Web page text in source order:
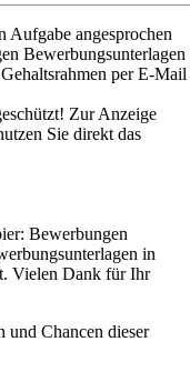
Aufgabe angesprochen
Bewerbungsunterlagen
per E-Mail
Zur Anzeige
Sie direkt das
Bewerbungen
in
Vielen Dank für Ihr
und Chancen dieser